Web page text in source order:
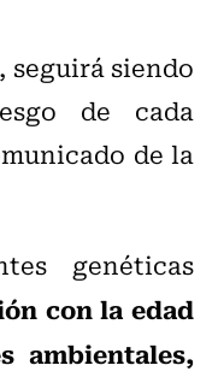
seguirá siendo
de cada
de la
genéticas
con la edad
ambientales,